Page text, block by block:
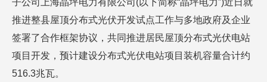
子公司上海晶坪电力有限公司(以下简称“晶坪电力”)近日就
推进整县屋顶分布式光伏开发试点工作与多地政府及企业
签署了合作框架协议，共同推进居民屋顶分布式光伏电站
项目开发，预计建设分布式光伏电站项目装机容量合计约
516.3兆瓦。